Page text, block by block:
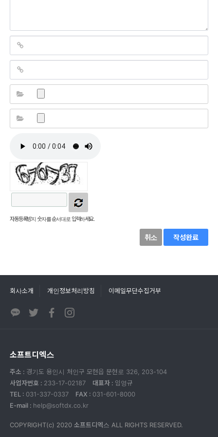
자동등록방지 숫자를 순서대로 입력하세요.
취소 작성완료
회사소개 개인정보처리방침 이메일무단수집거부
소프트디엑스
주소 : 경기도 용인시 처인구 모현읍 문현로 326, 203-104
사업자번호 : 233-17-02187 대표자 : 임영규
TEL : 031-337-0337 FAX : 031-601-8000
E-mail : help@softdx.co.kr
COPYRIGHT(c) 2020 소프트디엑스 ALL RIGHTS RESERVED.